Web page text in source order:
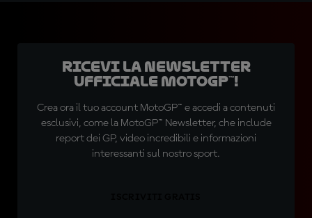
Ricevi la newsletter
ufficiale MotoGP™!
Crea ora il tuo account MotoGP™ e accedi a contenuti
esclusivi, come la MotoGP™ Newsletter, che include
report dei GP, video incredibili e informazioni
interessanti sul nostro sport.